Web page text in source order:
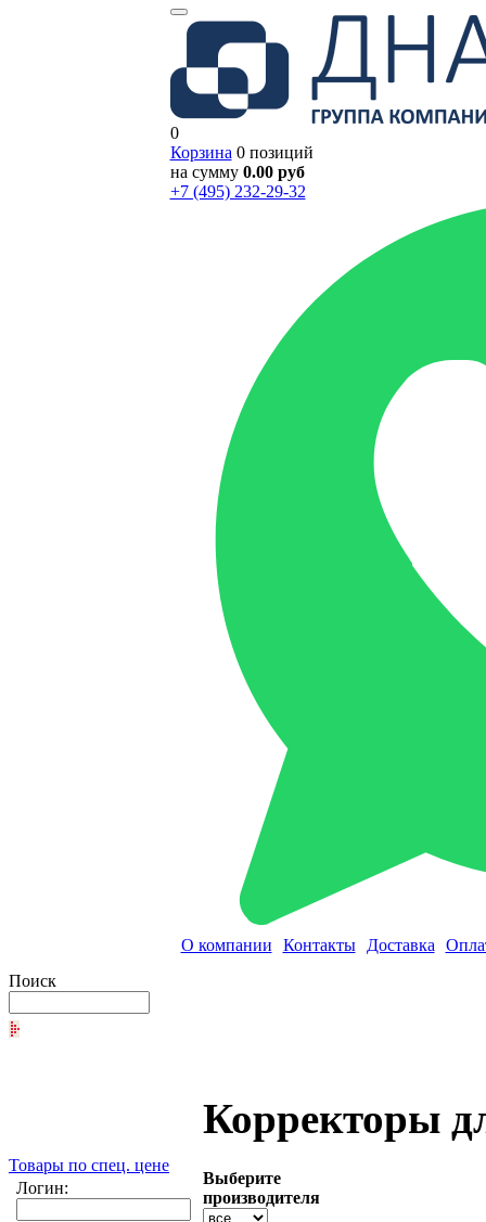
0
Корзина 0 позиций
на сумму 0.00 руб
+7 (495) 232-29-32
О компании Контакты Доставка
Поиск
Товары по спец. цене
Логин:
Корректоры
Выберите
производителя